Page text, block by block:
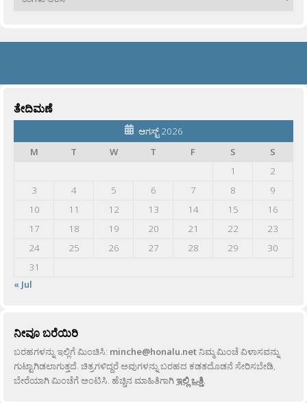
ತೇದಿಮಣೆ
ಆಗಸ್ಟ್ 2026
M
T W T F S
S
1
2
3
4 5 6 7 8
9
10
11 12 13 14 15
16
17
18 19 20 21 22
23
24
25 26 27 28 29
30
31
« Jul
ನೀವೂ ಬರೆಯಿರಿ
ಬರಹಗಳನ್ನು ಇಲ್ಲಿಗೆ ಮಿಂಚಿಸಿ: minche@honalu.netನಿಮ್ಮ ಮಿಂಚೆ ವಿಳಾಸವನ್ನು
ಗುಟ್ಟಾಗಿಡಲಾಗುತ್ತದೆ. ಚಿತ್ರಗಳಿದ್ದರೆ ಅವುಗಳನ್ನು ಬರಹದ ಕಡತದೊಡನೆ ಸೇರಿಸಬೇಡಿ,
ಬೇರೆಯಾಗಿ ಮಿಂಚೆಗೆ ಅಂಟಿಸಿ. ಹೆಚ್ಚಿನ ಮಾಹಿತಿಗಾಗಿಇಲ್ಲಿ ಒತ್ತಿ.